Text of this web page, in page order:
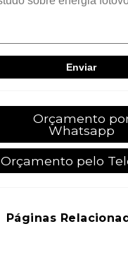
Orçamento
Whatsapp
Orçamento pelo
Páginas